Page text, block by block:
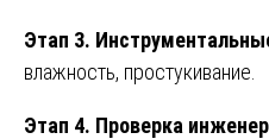
Этап 3.
влажность, простукивание.
Этап 4. Проверка